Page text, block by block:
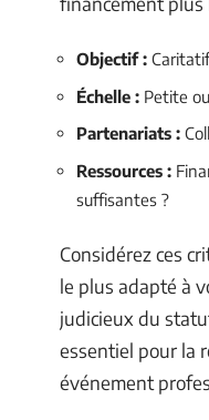
Objectif :
Échelle : Petite
Partenariats :
Ressources :
suffisantes ?
Considérez ces
le plus adapté à
judicieux du
essentiel pour la
événement